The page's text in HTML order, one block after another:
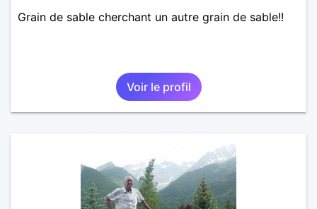
Grain de sable cherchant un autre grain de sable!!
Voir le profil